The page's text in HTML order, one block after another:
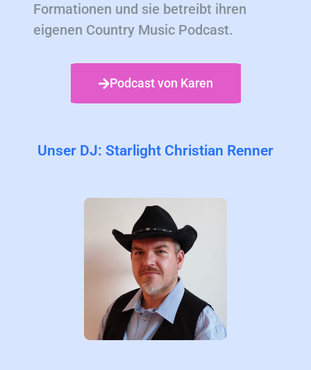
Formationen und sie betreibt ihren
eigenen Country Music Podcast.
Podcast von Karen
Unser DJ: Starlight Christian Renner